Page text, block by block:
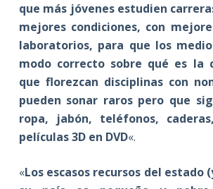
que más jóvenes estudien
mejores condiciones, con
laboratorios, para que los
modo correcto sobre qué es la
que florezcan disciplinas con
pueden sonar raros pero que
ropa, jabón, teléfonos,
películas 3D en DVD«.
«Los escasos recursos del estado